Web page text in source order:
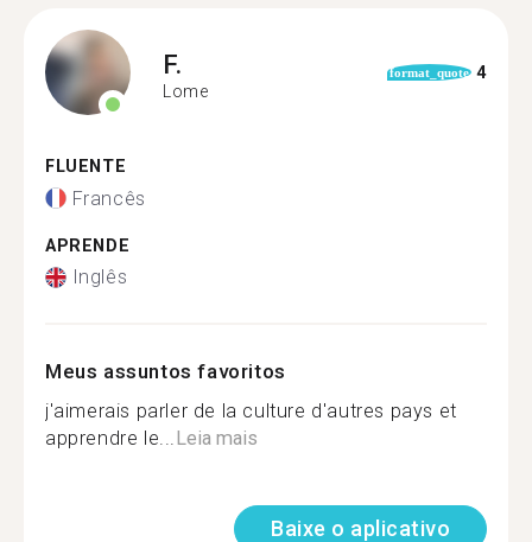
F.
Lome
format_quote 4
FLUENTE
Francês
APRENDE
Inglês
Meus assuntos favoritos
j'aimerais parler de la culture d'autres pays et
apprendre le...Leia mais
Baixe o aplicativo